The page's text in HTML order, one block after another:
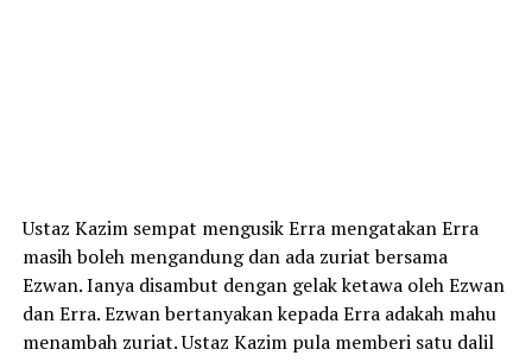
Ustaz Kazim sempat mengusik Erra mengatakan Erra
masih boleh mengandung dan ada zuriat bersama
Ezwan. Ianya disambut dengan gelak ketawa oleh Ezwan
dan Erra. Ezwan bertanyakan kepada Erra adakah mahu
menambah zuriat. Ustaz Kazim pula memberi satu dalil